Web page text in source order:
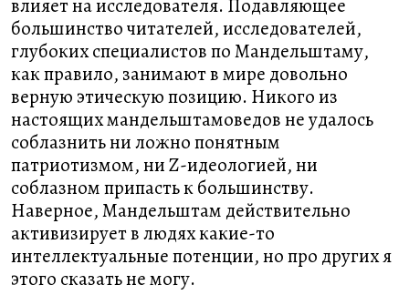
влияет на исследователя. Подавляющее
большинство читателей, исследователей,
глубоких специалистов по Мандельштаму,
как правило, занимают в мире довольно
верную этическую позицию. Никого из
настоящих мандельштамоведов не удалось
соблазнить ни ложно понятным
патриотизмом, ни Z-идеологией, ни
соблазном припасть к большинству.
Наверное, Мандельштам действительно
активизирует в людях какие-то
интеллектуальные потенции, но про других я
этого сказать не могу.